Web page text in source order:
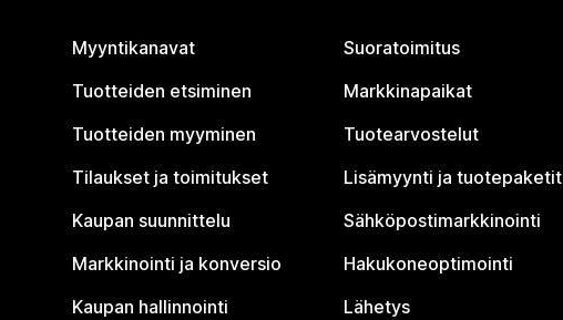
Myyntikanavat
Tuotteiden etsiminen
Tuotteiden myyminen
Tilaukset ja toimitukset
Kaupan suunnittelu
Markkinointi ja konversio
Kaupan hallinnointi
Suoratoimitus
Markkinapaikat
Tuotearvostelut
Lisämyynti ja tuotepaketit
Sähköpostimarkkinointi
Hakukoneoptimointi
Lähetys